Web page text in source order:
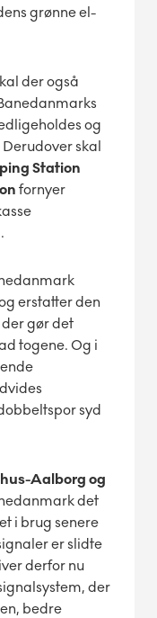
grønne el-
der også
og
skal
Station
fornyer
erstatter den
gør det
togene. Og i
syd
Aalborg og
det
i brug senere
er slidte
derfor nu
der
bedre